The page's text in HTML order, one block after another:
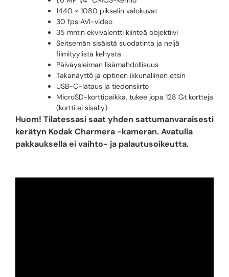
1440 × 1080 pikselin valokuvat
30 fps AVI-video
35 mm:n ekvivalentti kiinteä objektiivi
Seitsemän sisäistä suodatinta ja neljä
filmityylistä kehystä
Päiväysleiman lisämahdollisuus
Takanäyttö ja optinen ikkunallinen etsin
USB-C-lataus ja tiedonsiirto
MicroSD-korttipaikka, tukee jopa 128 Gt kortteja
(kortti ei sisälly)
Huom! Tilatessasi saat yhden sattumanvaraisesti
kerätyn Kodak Charmera -kameran. Avatulla
pakkauksella ei vaihto- ja palautusoikeutta.